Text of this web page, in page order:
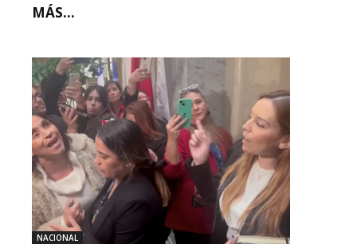
MÁS...
NACIONAL